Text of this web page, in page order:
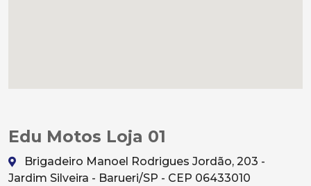
Edu Motos Loja 01
Brigadeiro Manoel Rodrigues Jordão, 203 -
Jardim Silveira - Barueri/SP - CEP 06433010